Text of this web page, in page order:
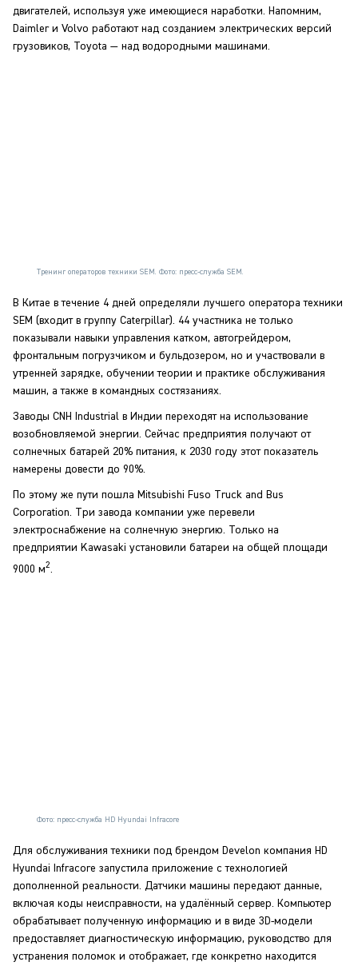
двигателей, используя уже имеющиеся наработки. Напомним,
Daimler и Volvo работают над созданием электрических версий
грузовиков, Toyota — над водородными машинами.
Тренинг операторов техники SEM. Фото: пресс-служба SEM.
В Китае в течение 4 дней определяли лучшего оператора техники
SEM (входит в группу Caterpillar). 44 участника не только
показывали навыки управления катком, автогрейдером,
фронтальным погрузчиком и бульдозером, но и участвовали в
утренней зарядке, обучении теории и практике обслуживания
машин, а также в командных состязаниях.
Заводы CNH Industrial в Индии переходят на использование
возобновляемой энергии. Сейчас предприятия получают от
солнечных батарей 20% питания, к 2030 году этот показатель
намерены довести до 90%.
По этому же пути пошла Mitsubishi Fuso Truck and Bus
Corporation. Три завода компании уже перевели
электроснабжение на солнечную энергию. Только на
предприятии Kawasaki установили батареи на общей площади
9000 м2
Фото: пресс-служба HD Hyundai Infracore
Для обслуживания техники под брендом Develon компания HD
Hyundai Infracore запустила приложение с технологией
дополненной реальности. Датчики машины передают данные,
включая коды неисправности, на удалённый сервер. Компьютер
обрабатывает полученную информацию и в виде 3D-модели
предоставляет диагностическую информацию, руководство для
устранения поломок и отображает, где конкретно находится